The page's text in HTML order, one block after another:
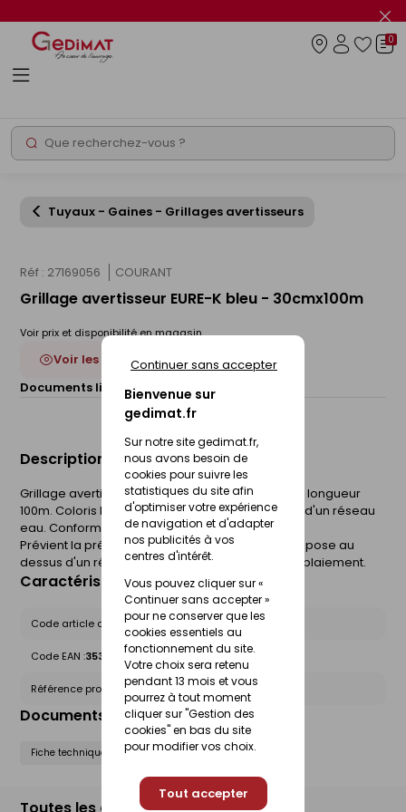
Bienvenue sur
gedimat.fr
Sur notre site gedimat.fr,
nous avons besoin de
cookies pour suivre les
statistiques du site afin
d'optimiser votre expérience
de navigation et d'adapter
nos publicités à vos
centres d'intérêt.
Vous pouvez cliquer sur «
Continuer sans accepter »
pour ne conserver que les
cookies essentiels au
fonctionnement du site.
Votre choix sera retenu
pendant 13 mois et vous
pourrez à tout moment
cliquer sur "Gestion des
cookies" en bas du site
pour modifier vos choix.
Tout accepter
Continuer sans accepter
le
info
Rechercher
0
Tuyaux - Gaines - Grillages avertisseurs
Réf : 27169056 COURANT
Grillage avertisseur EURE-K bleu - 30cmx100m
Voir prix et disponibilité en magasin
Voir les 5 déclinaisons
Documents liés :
Fiche technique
Description du produit
Grillage avertisseur en rouleau hauteur 30 cm et longueur
100m. Coloris Bleu pour prévenir de la présence d'un réseau
eau. Conforme à la norme NF EN 12613.
Prévient la présence d'un ouvrage enterré et se pose au
dessus d'un réseau dans la tranchée avant remblaiement.
Caractéristiques du produit
Code article chez le fournisseur :60102540
Code EAN :3530830600066
Référence produit nationale Gedimat :27169056
Documents liés
Fiche technique